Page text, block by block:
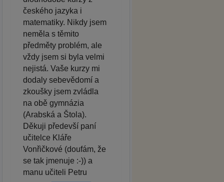
českého jazyka i
matematiky. Nikdy jsem
neměla s těmito
předměty problém, ale
vždy jsem si byla velmi
nejistá. Vaše kurzy mi
dodaly sebevědomí a
zkoušky jsem zvládla
na obě gymnázia
(Arabská a Štola).
Děkuji předevší paní
učitelce Kláře
Vonřičkové (doufám, že
se tak jmenuje :-)) a
manu učiteli Petru